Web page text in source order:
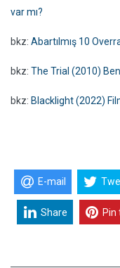
var mı?
bkz: Abartılmış 10
bkz: The Trial (2010)
bkz: Blacklight (2022)
E-mail
Share Pin